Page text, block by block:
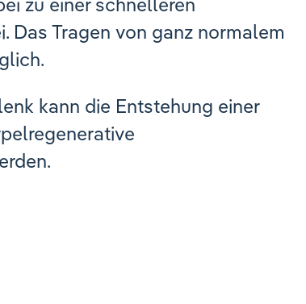
Das Tragen von ganz normalem
kann die Entstehung einer